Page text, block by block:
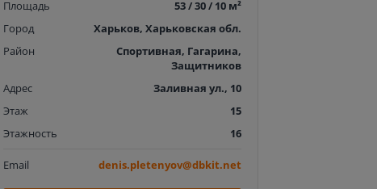
Площадь
53 / 30 / 10 м²
Город
Харьков, Харьковская обл.
Район
Спортивная, Гагарина,
Защитников
Адрес
Заливная ул., 10
Этаж
15
Этажность
16
Email denis.pletenyov@dbkit.net